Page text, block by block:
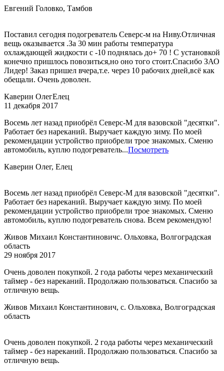
Евгений Головко, Тамбов
Поставил сегодня подогреватель Северс-м на Ниву.Отличная
вещь оказывается .За 30 мин работы температура
охлаждающей жидкости с -10 поднялась до+ 70 ! С установкой
конечно пришлось повозиться,но оно того стоит.Спасибо ЗАО
Лидер! Заказ пришел вчера,т.е. через 10 рабочих дней,всё как
обещали. Очень доволен.
Каверин ОлегЕлец
11 декабря 2017
Восемь лет назад приобрёл Северс-М для вазовской "десятки".
Работает без нареканий. Выручает каждую зиму. По моей
рекомендации устройство приобрели трое знакомых. Сменю
автомобиль, куплю подогреватель...Посмотреть
Каверин Олег, Елец
Восемь лет назад приобрёл Северс-М для вазовской "десятки".
Работает без нареканий. Выручает каждую зиму. По моей
рекомендации устройство приобрели трое знакомых. Сменю
автомобиль, куплю подогреватель снова. Всем рекомендую!
Живов Михаил Константиновичс. Ольховка, Волгоградская
область
29 ноября 2017
Очень доволен покупкой. 2 года работы через механический
таймер - без нареканий. Продолжаю пользоваться. Спасибо за
отличную вещь.
Живов Михаил Константинович, с. Ольховка, Волгоградская
область
Очень доволен покупкой. 2 года работы через механический
таймер - без нареканий. Продолжаю пользоваться. Спасибо за
отличную вещь.